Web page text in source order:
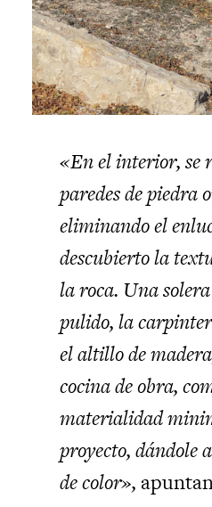
«En el interior, se
paredes de piedra
eliminando el
descubierto la
la roca. Una
pulido, la
el altillo de
cocina de obra,
materialidad
proyecto, dándole
de color»,